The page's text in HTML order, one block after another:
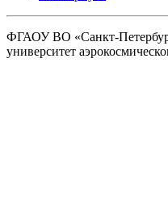
ФГАОУ ВО «Санкт-
университет